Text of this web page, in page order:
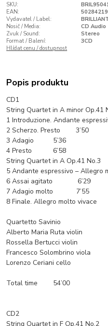
SKU:
EAN:
Vydavatel / Label:
Nosič / Media:
CD Audio
Zvuk / Sound:
Stereo
Format / Balení:
3CD
Hlídat cenu / dostupnost
Popis produktu
CD1
String Quartet in A minor Op.41
1 Introduzione. Andante
2 Scherzo. Presto 3’50
3 Adagio 5’36
4 Presto 6’58
String Quartet in A Op.41 No.3
5 Andante espressivo –
6 Assai agitato 6’29
7 Adagio molto 7’55
8 Finale. Allegro molto
Quartetto Savinio
Alberto Maria Ruta violin
Rossella Bertucci violin
Francesco Solombrino viola
Lorenzo Ceriani cello
Total time 54’00
CD2
String Quartet in F Op.41 No.2